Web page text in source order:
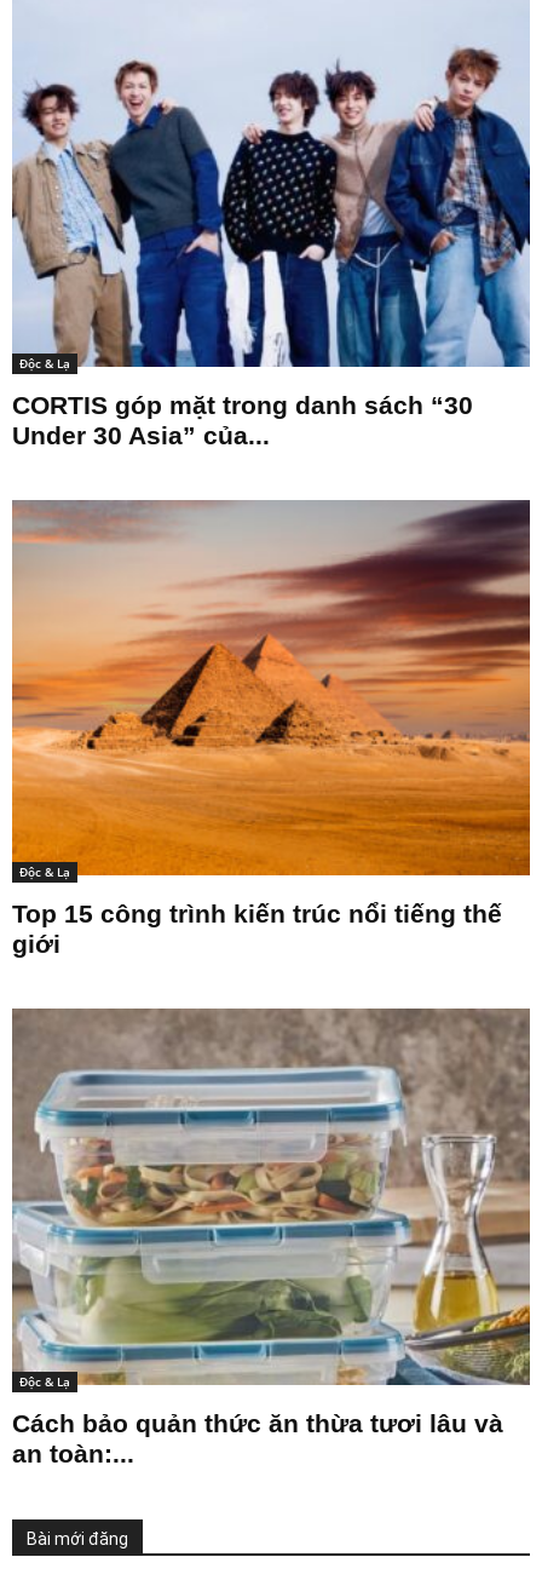
Độc & Lạ
CORTIS góp mặt trong danh sách “30
Under 30 Asia” của...
Độc & Lạ
Top 15 công trình kiến trúc nổi tiếng thế
giới
Độc & Lạ
Cách bảo quản thức ăn thừa tươi lâu và
an toàn:...
Bài mới đăng